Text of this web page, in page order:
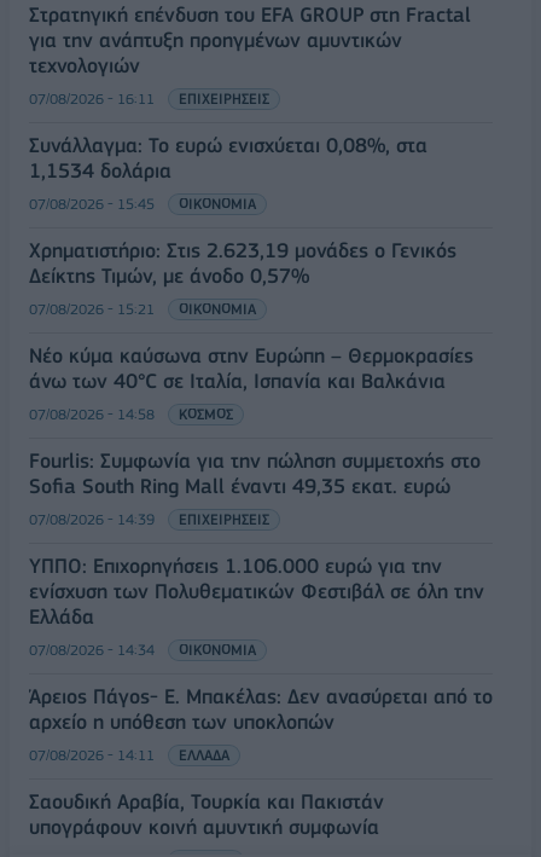
Στρατηγική επένδυση του EFA GROUP στη Fractal
για την ανάπτυξη προηγμένων αμυντικών
τεχνολογιών
07/08/2026 - 16:11 ΕΠΙΧΕΙΡΗΣΕΙΣ
Συνάλλαγμα: Το ευρώ ενισχύεται 0,08%, στα
1,1534 δολάρια
07/08/2026 - 15:45 ΟΙΚΟΝΟΜΙΑ
Χρηματιστήριο: Στις 2.623,19 μονάδες ο Γενικός
Δείκτης Τιμών, με άνοδο 0,57%
07/08/2026 - 15:21 ΟΙΚΟΝΟΜΙΑ
Νέο κύμα καύσωνα στην Ευρώπη – Θερμοκρασίες
άνω των 40°C σε Ιταλία, Ισπανία και Βαλκάνια
07/08/2026 - 14:58 ΚΟΣΜΟΣ
Fourlis: Συμφωνία για την πώληση συμμετοχής στο
Sofia South Ring Mall έναντι 49,35 εκατ. ευρώ
07/08/2026 - 14:39 ΕΠΙΧΕΙΡΗΣΕΙΣ
ΥΠΠΟ: Επιχορηγήσεις 1.106.000 ευρώ για την
ενίσχυση των Πολυθεματικών Φεστιβάλ σε όλη την
Ελλάδα
07/08/2026 - 14:34 ΟΙΚΟΝΟΜΙΑ
Άρειος Πάγος- Ε. Μπακέλας: Δεν ανασύρεται από το
αρχείο η υπόθεση των υποκλοπών
07/08/2026 - 14:11 ΕΛΛΑΔΑ
Σαουδική Αραβία, Τουρκία και Πακιστάν
υπογράφουν κοινή αμυντική συμφωνία